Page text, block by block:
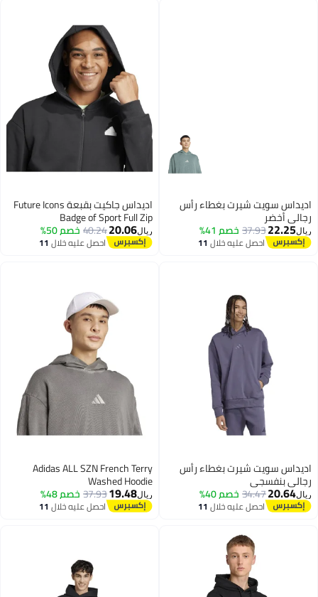
سويت شيرت بغطاء رأس
أخضر
22.25
37.93خصم 41%
احصل عليه خلال11
اغسطس
اديداس جاكيت بقبعة Future Icons
Badge of Sport Full Zip
20.06
40.24خصم 50%
احصل عليه خلال11
اغسطس
سويت شيرت بغطاء رأس
بنفسجي
20.64
34.47خصم 40%
احصل عليه خلال11
اغسطس
Adidas ALL SZN French Terry
Washed Hoodie
19.48
37.93خصم 48%
احصل عليه خلال11
اغسطس